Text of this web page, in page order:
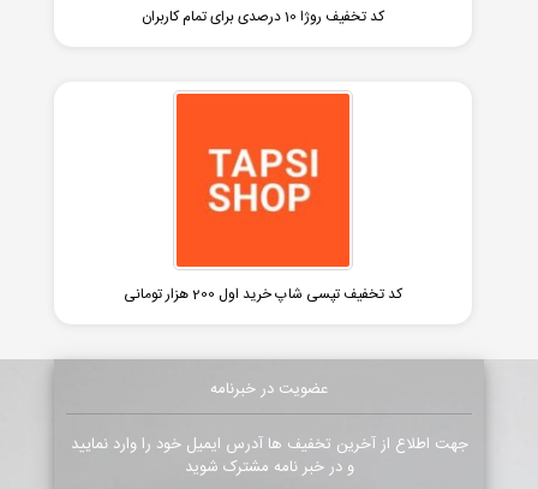
کد تخفیف روژا 10 درصدی برای تمام کاربران
کد تخفیف تپسی شاپ خرید اول 200 هزار تومانی
عضویت در خبرنامه
جهت اطلاع از آخرین تخفیف ها آدرس ایمیل خود را وارد نمایید
و در خبر نامه مشترک شوید